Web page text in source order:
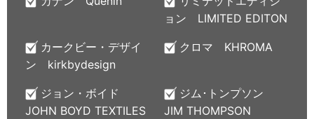
ョン LIMITED EDITON
カークビー・デザイ
ン kirkbydesign
クロマ KHROMA
ジョン・ボイド
JOHN BOYD TEXTILES
ジム･トンプソン
JIM THOMPSON